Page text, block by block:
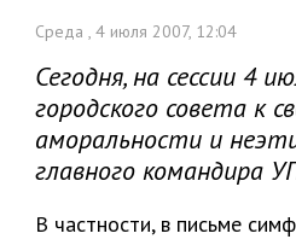
Среда , 4 июля 2007, 12:04
Сегодня, на сессии 4
городского совета к
аморальности и
главного командира
В частности, в письме